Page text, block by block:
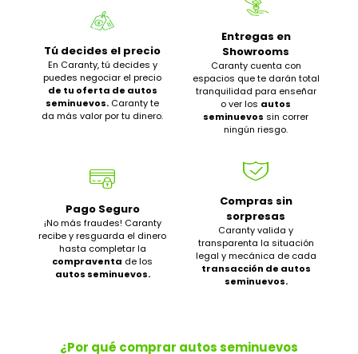
Tú decides el precio
En Caranty, tú decides y
puedes negociar el precio
de tu oferta de autos
seminuevos. Caranty te
da más valor por tu dinero.
Entregas en
Showrooms
Caranty cuenta con
espacios que te darán total
tranquilidad para enseñar
o ver los autos
seminuevos sin correr
ningún riesgo.
Pago Seguro
¡No más fraudes! Caranty
recibe y resguarda el dinero
hasta completar la
compraventa de los
autos seminuevos.
Compras sin
sorpresas
Caranty valida y
transparenta la situación
legal y mecánica de cada
transacción de autos
seminuevos.
¿Por qué comprar autos seminuevos